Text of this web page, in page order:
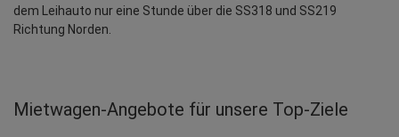
dem Leihauto nur eine Stunde über die SS318 und SS219
Richtung Norden.
Mietwagen‑Angebote für unsere Top‑Ziele